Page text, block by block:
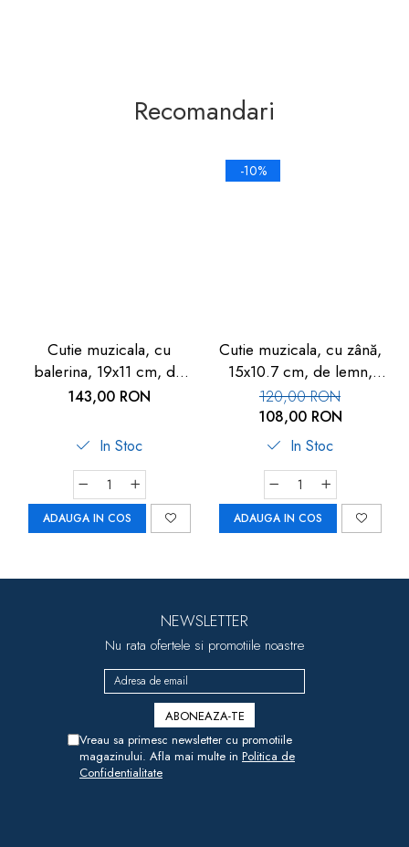
Recomandari
Cutie muzicala, cu
balerina, 19x11 cm, de
lemn, Goki
143,00 RON
In Stoc
ADAUGA IN COS
-10%
Cutie muzicala, cu zână,
15x10.7 cm, de lemn,
Goki
120,00 RON
108,00 RON
In Stoc
ADAUGA IN COS
NEWSLETTER
Nu rata ofertele si promotiile noastre
Vreau sa primesc newsletter cu promotiile
magazinului. Afla mai multe in Politica de
Confidentialitate